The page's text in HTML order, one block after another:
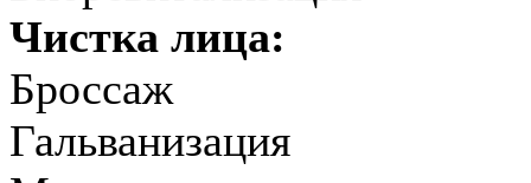
Чистка лица:
Броссаж
Гальванизация